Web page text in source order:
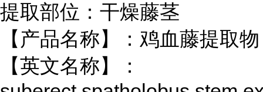
提取部位：干燥藤茎
【产品名称】：鸡血藤提取物
【英文名称】：